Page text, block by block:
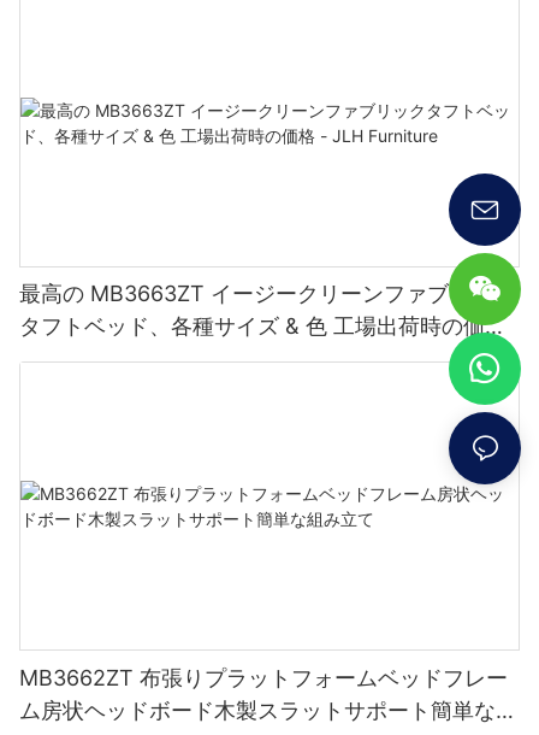
最高の MB3663ZT イージークリーンファブリック
タフトベッド、各種サイズ & 色 工場出荷時の価格
- JLH Furniture
MB3662ZT 布張りプラットフォームベッドフレー
ム房状ヘッドボード木製スラットサポート簡単な組